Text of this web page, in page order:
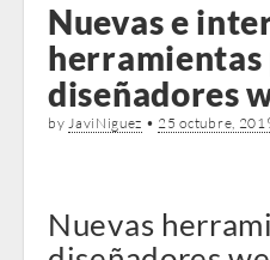
Nuevas e
herramientas
diseñadores
byJaviNiguez • 25 octubre,
Nuevas